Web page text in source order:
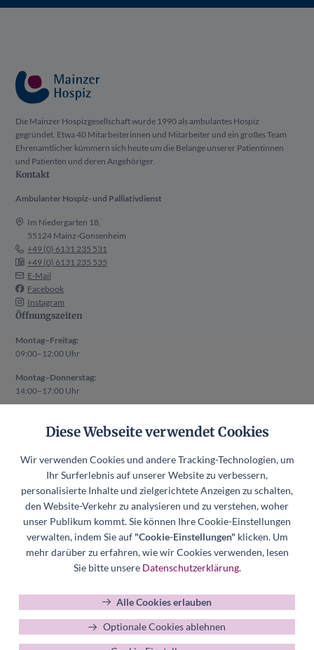
Die Mainzer Hospizgesellschaft wurde 1990 als ambulantes Hospiz
gegründet. Etwa 40 Mitarbeiterinnen und Mitarbeiter und ein großes Team
Ehrenamtlicher kümmern sich heute um die Belange unserer Patientinnen
und Patienten und deren Angehöriger.
Kontakt
Ambulanter Hospiz- und Palliativdienst
Im Niedergarten 18,
55124 Mainz-Gonsenheim
+49 (0) 6131 235 531
+49 (0) 6131 235 535
E-Mail
Facebook
Instagram
Öffnungszeiten
Montag–Freitag:
09:00–12:00 Uhr
Montag–Donnerstag:
14:00–17:00 Uhr
vorheriger Absprache möglich.
Datenschutzerklärung
Datenschutzerklärung Mitgliederverwaltung
Hinweisgeberkanal
Datenschutzerklärung Hinweisgeberkanal
Cookie-Einstellungen
Diese Webseite verwendet Cookies
Wir verwenden Cookies und andere Tracking-Technologien, um
Ihr Surferlebnis auf unserer Website zu verbessern,
personalisierte Inhalte und zielgerichtete Anzeigen zu schalten,
den Website-Verkehr zu analysieren und zu verstehen, woher
unser Publikum kommt. Sie können Ihre Cookie-Einstellungen
verwalten, indem Sie auf "Cookie-Einstellungen" klicken. Um
mehr darüber zu erfahren, wie wir Cookies verwenden, lesen
Sie bitte unsere Datenschutzerklärung.
Alle Cookies erlauben
Optionale Cookies ablehnen